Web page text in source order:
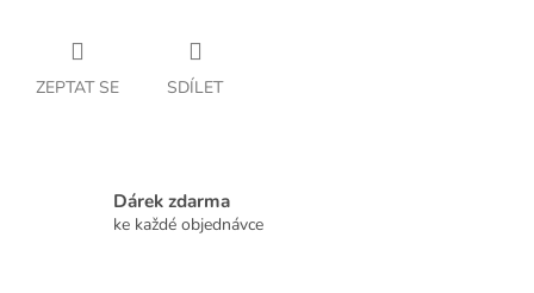
ZEPTAT SE SDÍLET
Dárek zdarma
ke každé objednávce